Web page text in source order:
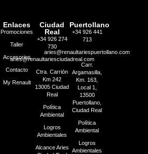
Enlaces
Promociones
Taller
Accesorios
Contacto
My Renault
Ciudad
Real
+34 926 274
730
aries@renaultariesciudadreal.com
Ctra. Carrión
Km 242
13005 Ciudad
Real
Política
Ambiental
Logros
Ambientales
Alcance Aries
Puertollano
+34 926 441
713
aries@renaultariespuertollano.com
Carr.
Argamasilla,
Km. 163,
Local 1,
13500
Puertollano,
Ciudad Real
Política
Ambiental
Logros
Ambientales